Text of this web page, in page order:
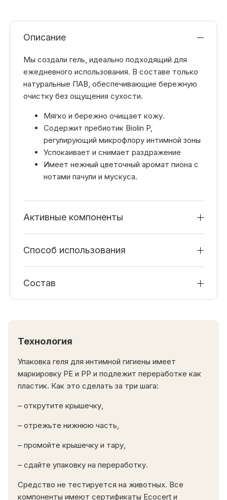
Описание
Мы создали гель, идеально подходящий для
ежедневного использования. В составе только
натуральные ПАВ, обеспечивающие бережную
очистку без ощущения сухости.
Мягко и бережно очищает кожу.
Содержит пребиотик Biolin P,
регулирующий микрофлору интимной зоны
Успокаивает и снимает раздражение
Имеет нежный цветочный аромат пиона с
нотами пачули и мускуса.
Активные компоненты
Способ использования
Состав
Технология
Упаковка геля для интимной гигиены имеет
маркировку РE и РР и подлежит переработке как
пластик. Как это сделать за три шага:
– открутите крышечку,
– отрежьте нижнюю часть,
– промойте крышечку и тару,
– сдайте упаковку на переработку.
Средство не тестируется на животных. Все
компоненты имеют сертификаты Ecocert и